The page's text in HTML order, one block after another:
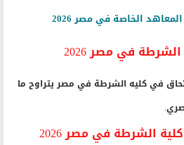
الخاصة في مصر 2026
في مصر 2026
في كليه الشرطة في مصر يتراوح ما
الشرطة في مصر 2026